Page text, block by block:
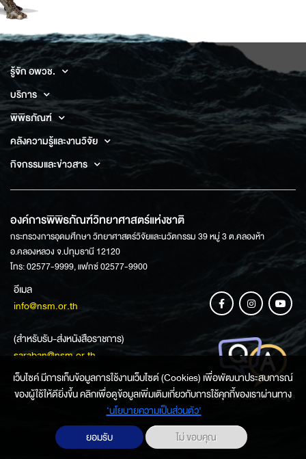
รู้จัก อพวช.
บริการ
พิพิธภัณฑ์
คลังความรู้และงานวิจัย
กิจกรรมและข่าวสาร
องค์การพิพิธภัณฑ์วิทยาศาสตร์แห่งชาติ
กระทรวงการอุดมศึกษา วิทยาศาสตร์วิจัยและนวัตกรรม 39 หมู่ 3 ต.คลองห้า
อ.คลองหลวง จ.ปทุมธานี 12120
โทร: 02577-9999, แฟกซ์ 02577-9900
อีเมล
info@nsm.or.th
(สำหรับรับ-ส่งหนังสือราชการ)
saraban@nsm.or.th
ช่องทางการสอบถามข้อมูล
เว็บไซค์ มีการเก็บข้อมูลการใช้งานเว็บไซต์ (Cookies) เพื่อพัฒนาประสบการณ์
ของผู้ใช้ให้ดียิ่งขึ้น คลิกเพื่อดูข้อมูลเพิ่มเติมเกี่ยวกับการใช้คุกกี้ของเราผ่านทาง
‘นโยบายความเป็นส่วนตัว'
ยอมรับ
ไม่ ขอบคุณ